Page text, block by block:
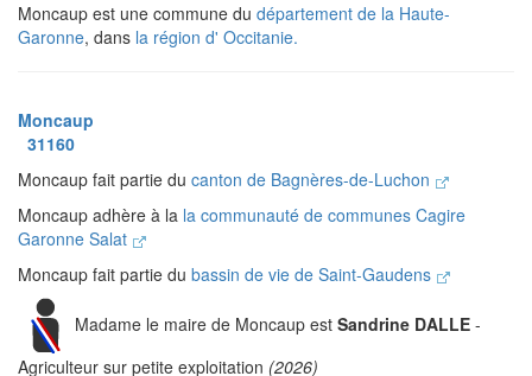
Moncaup est une commune du département de la Haute-
Garonne, dans la région d' Occitanie.
Moncaup
31160
Moncaup fait partie du canton de Bagnères-de-Luchon
Moncaup adhère à la la communauté de communes Cagire
Garonne Salat
Moncaup fait partie du bassin de vie de Saint-Gaudens
Madame le maire de Moncaup est Sandrine DALLE -
Agriculteur sur petite exploitation (2026)